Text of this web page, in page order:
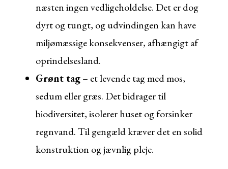
næsten ingen vedligeholdelse. Det er dog
dyrt og tungt, og udvindingen kan have
miljømæssige konsekvenser, afhængigt af
oprindelsesland.
Grønt tag– et levende tag med mos,
sedum eller græs. Det bidrager til
biodiversitet, isolerer huset og forsinker
regnvand. Til gengæld kræver det en solid
konstruktion og jævnlig pleje.